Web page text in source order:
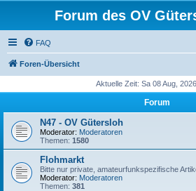
Forum des OV
FAQ
Foren-Übersicht
Aktuelle Zeit: Sa 08 Aug,
Forum
N47 - OV Gütersloh
Moderator: Moderatoren
Themen: 1580
Flohmarkt
Bitte nur private, amateurfunkspezifische
Moderator: Moderatoren
Themen: 381